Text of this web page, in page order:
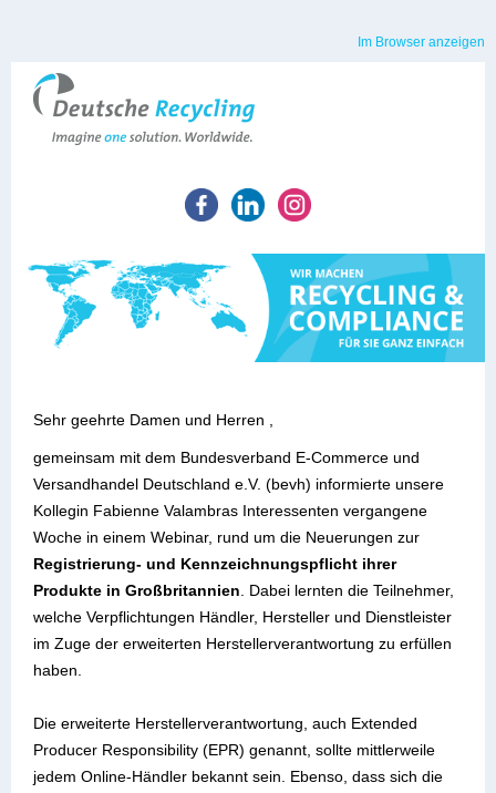
Im Browser anzeigen
Sehr geehrte Damen und Herren ,
gemeinsam mit dem Bundesverband E-Commerce und
Versandhandel Deutschland e.V. (bevh) informierte unsere
Kollegin Fabienne Valambras Interessenten vergangene
Woche in einem Webinar, rund um die Neuerungen zur
Registrierung- und Kennzeichnungspflicht ihrer
Produkte in Großbritannien . Dabei lernten die Teilnehmer,
welche Verpflichtungen Händler, Hersteller und Dienstleister
im Zuge der erweiterten Herstellerverantwortung zu erfüllen
haben.
Die erweiterte Herstellerverantwortung, auch Extended
Producer Responsibility (EPR) genannt, sollte mittlerweile
jedem Online-Händler bekannt sein. Ebenso, dass sich die